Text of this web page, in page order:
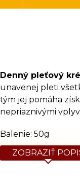
Denný pleťový
unavenej pleti
tým jej pomáha
nepriaznivými
Balenie: 50g
ZOBRAZIŤ